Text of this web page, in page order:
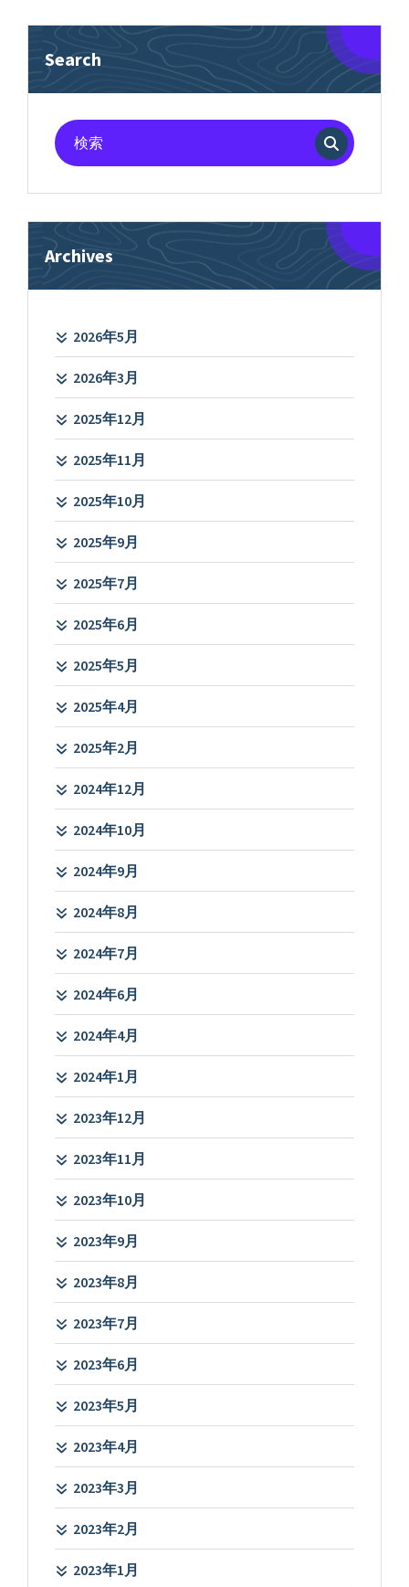
Search
検
索
象:
Archives
2026年5月
2026年3月
2025年12月
2025年11月
2025年10月
2025年9月
2025年7月
2025年6月
2025年5月
2025年4月
2025年2月
2024年12月
2024年10月
2024年9月
2024年8月
2024年7月
2024年6月
2024年4月
2024年1月
2023年12月
2023年11月
2023年10月
2023年9月
2023年8月
2023年7月
2023年6月
2023年5月
2023年4月
2023年3月
2023年2月
2023年1月